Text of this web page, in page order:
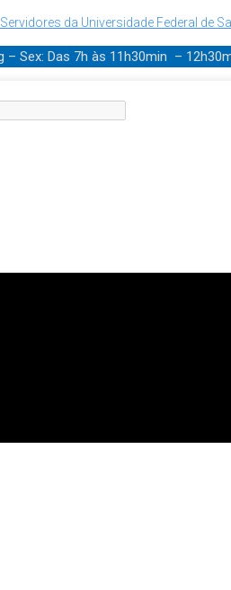
da Universidade Federal de
– Sex: Das 7h às 11h30min –